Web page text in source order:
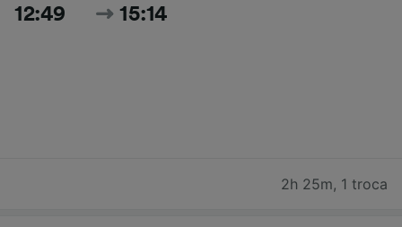
12:49 15:14
2h 25m, 1 troca